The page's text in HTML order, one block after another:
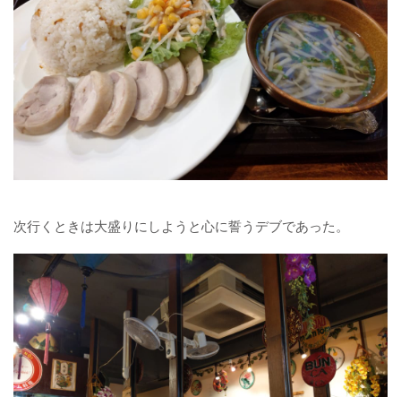
次行くときは大盛りにしようと心に誓うデブであった。